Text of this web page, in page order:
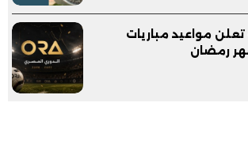
تعلن مواعيد مباريات
رمضان